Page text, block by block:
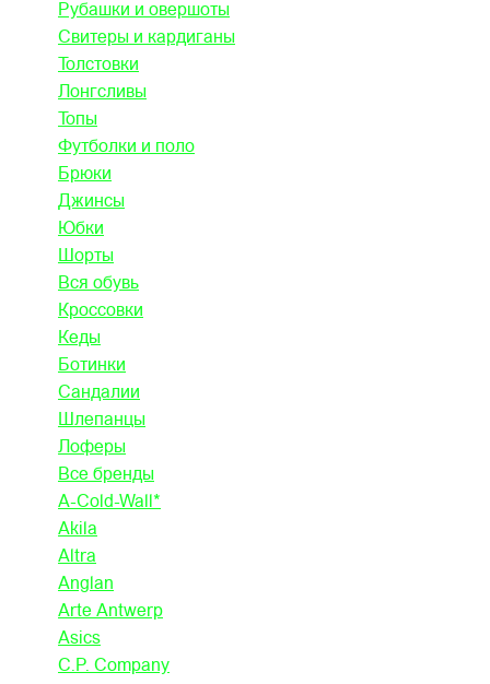
Рубашки и овершоты
Свитеры и кардиганы
Толстовки
Лонгсливы
Топы
Футболки и поло
Брюки
Джинсы
Юбки
Шорты
Вся обувь
Кроссовки
Кеды
Ботинки
Сандалии
Шлепанцы
Лоферы
Все бренды
A-Cold-Wall*
Akila
Altra
Anglan
Arte Antwerp
Asics
C.P. Company